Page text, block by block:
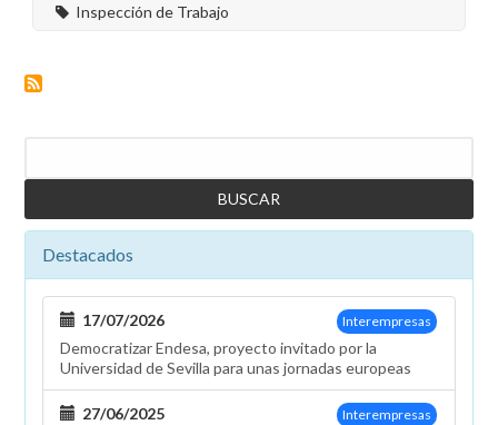
Inspección de Trabajo
Destacados
Interempresas
17/07/2026
Democratizar Endesa, proyecto invitado por la
Universidad de Sevilla para unas jornadas europeas
Interempresas
27/06/2025